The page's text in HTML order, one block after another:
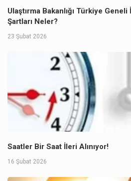
Ulaştırma Bakanlığı Türkiye Geneli
Şartları Neler?
23 Şubat 2026
Saatler Bir Saat İleri Alınıyor!
16 Şubat 2026